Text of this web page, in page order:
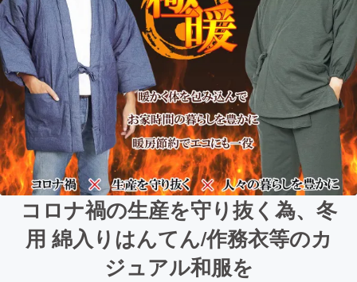
コロナ禍の生産を守り抜く為、冬
用 綿入りはんてん/作務衣等のカ
ジュアル和服を